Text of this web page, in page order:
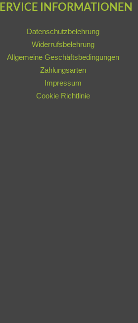
INFORMATIONEN
Datenschutzbelehrung
Widerrufsbelehrung
Allgemeine Geschäftsbedingungen
Zahlungsarten
Impressum
Cookie Richtlinie